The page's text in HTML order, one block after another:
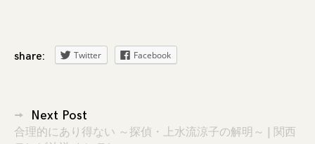
share: Twitter Facebook
投Next Post
合理的にあり得ない ～探偵・上水流涼子の解明～ | 関西